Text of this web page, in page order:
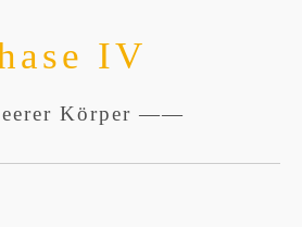
IV
Körper ——